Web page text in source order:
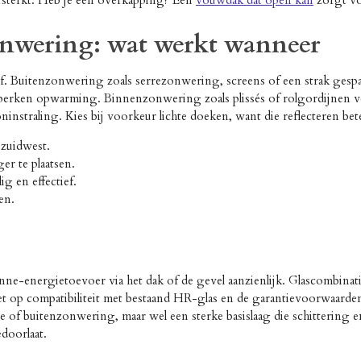
wat werkt wanneer
Buitenzonwering zoals serrezonwering, screens of een strak
opwarming. Binnenzonwering zoals plissés of rolgordijnen
Kies bij voorkeur lichte doeken, want die reflecteren
te plaatsen.
en effectief.
energietoevoer via het dak of de gevel aanzienlijk.
compatibiliteit met bestaand HR-glas en de
buitenzonwering, maar wel een sterke basislaag die schittering